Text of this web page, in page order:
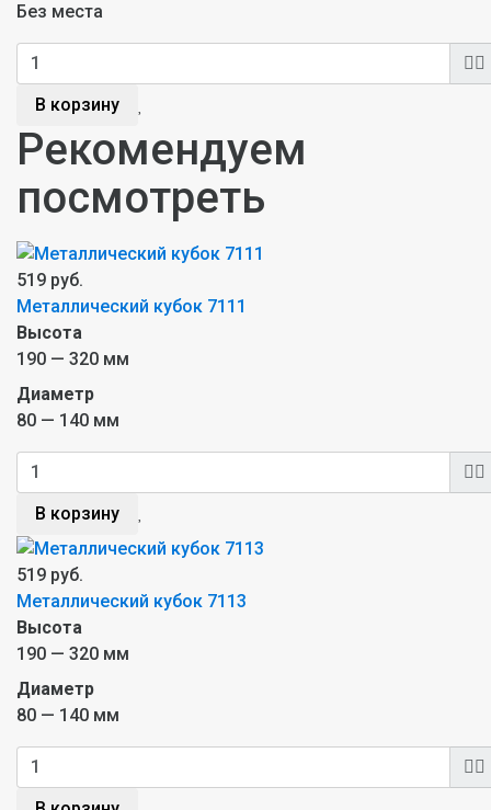
Без места
В корзину
Рекомендуем
посмотреть
519 руб.
Металлический кубок 7111
Высота
190 — 320 мм
Диаметр
80 — 140 мм
В корзину
519 руб.
Металлический кубок 7113
Высота
190 — 320 мм
Диаметр
80 — 140 мм